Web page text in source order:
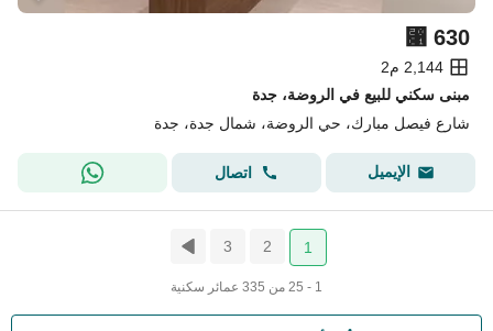
⃁ 630
2,144 م2
مبنى سكني للبيع في الروضة، جدة
شارع فيصل مبارك، حي الروضة، شمال جدة، جدة
الإيميل اتصال
1
2
3
1 - 25 من 335 عمائر سكنية